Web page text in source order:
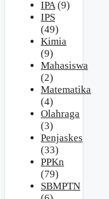
IPA(9)
IPS
(49)
Kimia
(9)
Mahasiswa
(2)
Matematika
(4)
Olahraga
(3)
Penjaskes
(33)
PPKn
(79)
SBMPTN